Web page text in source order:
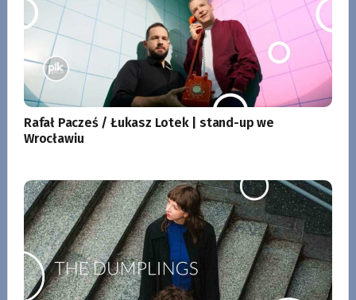
Rafał Pacześ / Łukasz Lotek | stand-up we
Wrocławiu